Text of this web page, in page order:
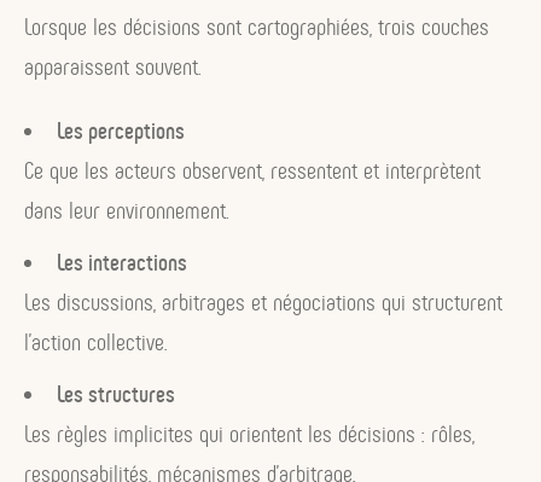
Lorsque les décisions sont cartographiées, trois couches
apparaissent souvent.
Les perceptions
Ce que les acteurs observent, ressentent et interprètent
dans leur environnement.
Les interactions
Les discussions, arbitrages et négociations qui structurent
l’action collective.
Les structures
Les règles implicites qui orientent les décisions : rôles,
responsabilités, mécanismes d’arbitrage.